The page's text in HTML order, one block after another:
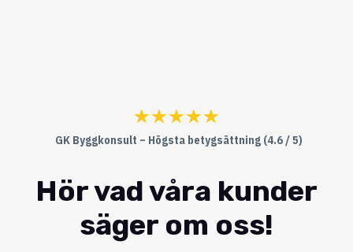
☆☆☆☆☆
GK Byggkonsult – Högsta betygsättning (4.6 / 5)
Hör vad våra kunder
säger om oss!